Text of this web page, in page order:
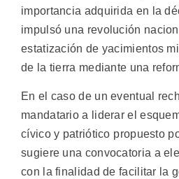
importancia adquirida en la
impulsó una revolución
estatización de yacimientos
de la tierra mediante una
En el caso de un eventual
mandatario a liderar el
cívico y patriótico propuesto
sugiere una convocatoria a
con la finalidad de facilitar la